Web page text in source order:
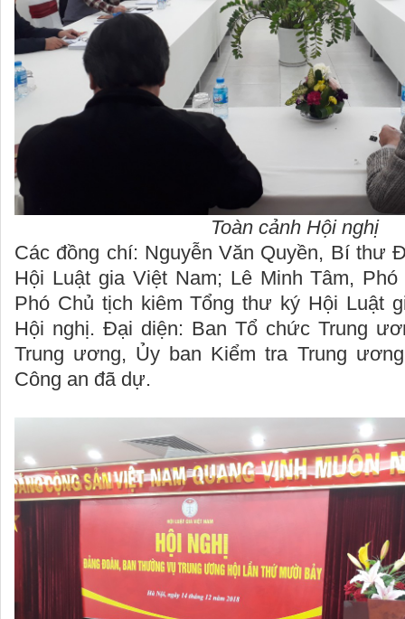
Toàn cảnh Hội nghị
Các đồng chí: Nguyễn Văn Quyền, Bí thư
Hội Luật gia Việt Nam; Lê Minh Tâm,
Phó Chủ tịch kiêm Tổng thư ký Hội Luật
Hội nghị. Đại diện: Ban Tổ chức Trung
Trung ương, Ủy ban Kiểm tra Trung
Công an đã dự.